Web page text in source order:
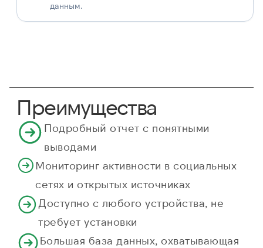
данным.
Преимущества
Подробный отчет с понятными
выводами
Мониторинг активности в социальных
сетях и открытых источниках
Доступно с любого устройства, не
требует установки
Большая база данных, охватывающая